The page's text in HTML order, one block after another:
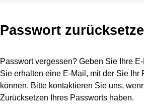
Passwort
Passwort vergessen? Geben Sie Ihre
Sie erhalten eine E-Mail, mit der Sie Ihr
können. Bitte kontaktieren Sie uns,
Zurücksetzen Ihres Passworts haben.